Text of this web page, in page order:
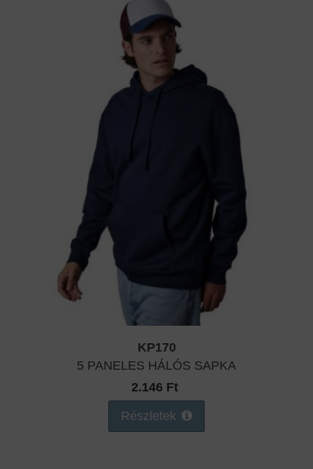
KP170
5 PANELES HÁLÓS SAPKA
2.146 Ft
Részletek